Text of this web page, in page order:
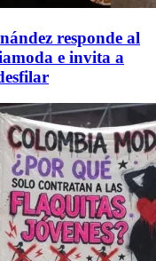
responde al
e invita a